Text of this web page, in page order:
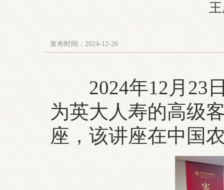
发布时间：2024-12-26
2024年12月23日
为英大人寿的高级
座，该讲座在中国